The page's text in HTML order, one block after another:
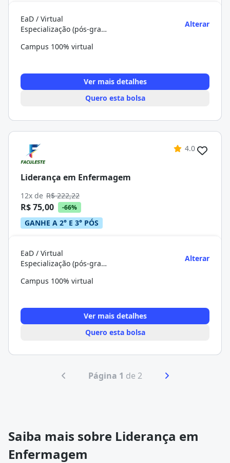
EaD / Virtual
Especialização (pós-graduação)
Alterar
Campus 100% virtual
Ver mais detalhes
Quero esta bolsa
4.0
Liderança em Enfermagem
12x de R$ 222,22
R$ 75,00 -66%
GANHE A 2° E 3° PÓS
EaD / Virtual
Especialização (pós-graduação)
Alterar
Campus 100% virtual
Ver mais detalhes
Quero esta bolsa
Página 1 de 2
Saiba mais sobre Liderança em
Enfermagem